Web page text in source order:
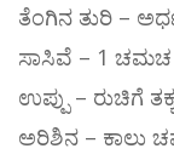
ತೆಂಗಿನ ತುರಿ –
ಸಾಸಿವೆ – 1 ಚಮಚ
ಉಪ್ಪು – ರುಚಿಗೆ
ಅರಿಶಿನ – ಕಾಲು